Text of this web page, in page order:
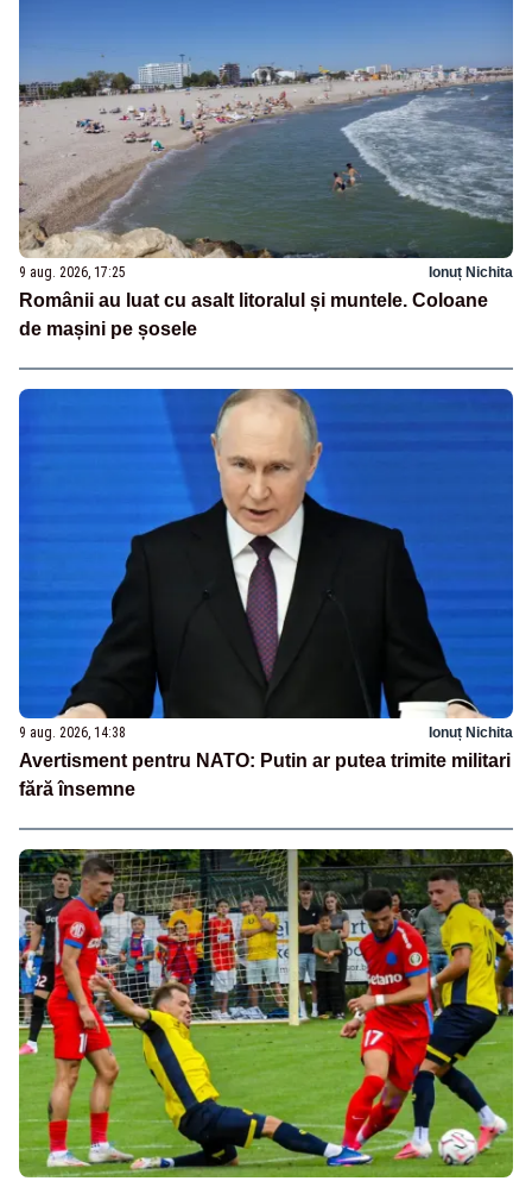
9 aug. 2026, 17:25 Ionuț Nichita
Românii au luat cu asalt litoralul și muntele. Coloane
de mașini pe șosele
9 aug. 2026, 14:38 Ionuț Nichita
Avertisment pentru NATO: Putin ar putea trimite militari
fără însemne